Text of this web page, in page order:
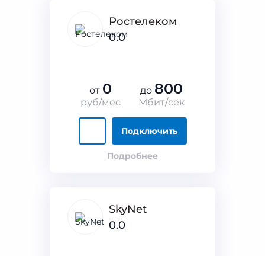
Ростелеком
0.0
от 0
руб/мес
до 800
Мбит/сек
Подключить
Подробнее
SkyNet
0.0